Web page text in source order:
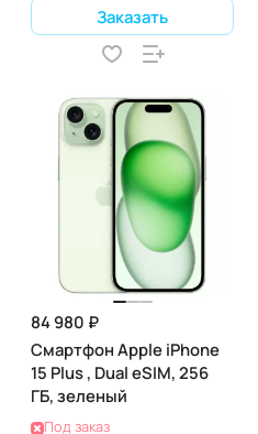
Заказать
84 980 ₽
Смартфон Apple iPhone
15 Plus , Dual eSIM, 256
ГБ, зеленый
Под заказ